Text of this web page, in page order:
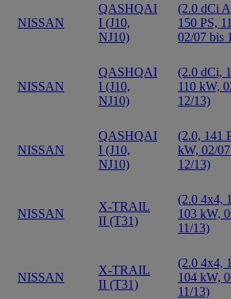
NISSAN
QASHQAI
I (J10,
NJ10)
(2.0 dCi
150 PS,
02/07 bis
NISSAN
QASHQAI
I (J10,
NJ10)
(2.0 dCi,
110 kW,
12/13)
NISSAN
QASHQAI
I (J10,
NJ10)
(2.0, 141
kW, 02/
12/13)
NISSAN
X-TRAIL
II (T31)
(2.0 4x4,
103 kW,
11/13)
NISSAN
X-TRAIL
II (T31)
(2.0 4x4,
104 kW,
11/13)